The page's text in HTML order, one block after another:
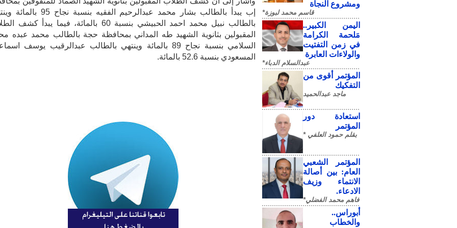
ومشروع النجاة
قاسم محمد لبوزة*
​اليمن الكبير..
مَلحمة الكرامة
في زمن التفتيت
والولاءات العابرة
عبدالسلام الدباء*
المؤتمر أقوى من
التفكيك
ماجد عبدالحميد
استعادة دور
المؤتمر
بقلم حمود العلفي *
المؤتمر الشعبي
العام: بين أصالة
الانتماء وزيف
الادعاء.
فاهم محمد الفضلي*
أبوراس..
والخطاب
إب يبدأ بالطالب بشار محمد عبدالرحيم الفقيه بنسبة نجاح
بالطالب نبيل محمد احمد الحبيشي بنسبة 60 بالمائة، فيما يبدأ كشف
المقبولين بثانوية الشهيد طه المداني بمحافظة حجة بالطالب محمد عبده
السلامي بنسبة نجاح 89 بالمائة وينتهي بالطالب عبدالرقيب يوسف
المسعودي بنسبة 52.6 بالمائة.